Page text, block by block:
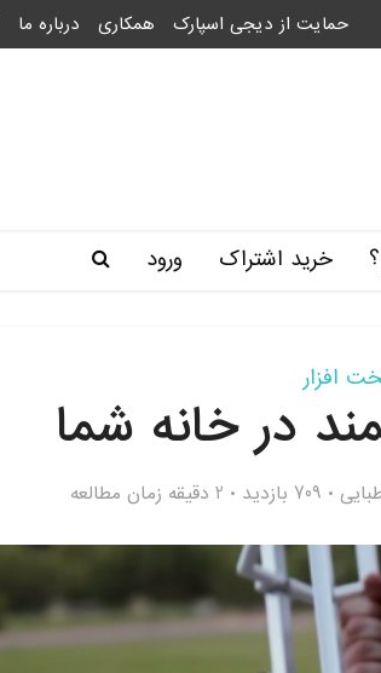
حمایت از دیجی اسپارک همکاری درباره ما
خرید اشتراک ورود
افزار
در خانه شما
709 بازدید 2 دقیقه زمان مطالعه